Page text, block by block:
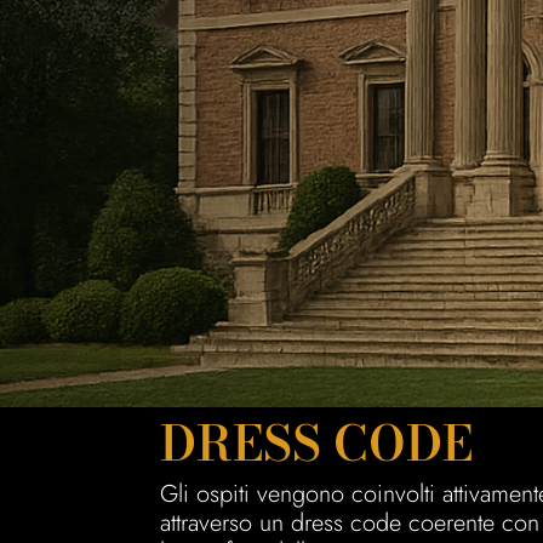
DRESS CODE
Gli ospiti vengono coinvolti
attraverso un dress code coerente con